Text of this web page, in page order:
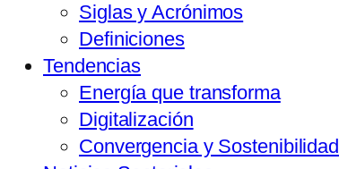
Siglas y Acrónimos
Definiciones
Tendencias
Energía que transforma
Digitalización
Convergencia y Sostenibilidad